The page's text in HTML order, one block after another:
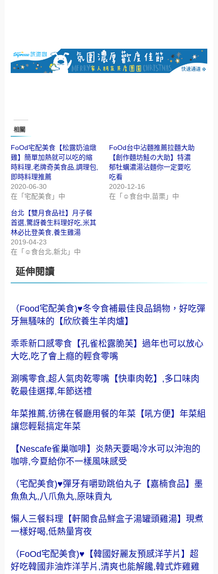
相關
FoOd宅配美食【松露奶油燉
雞】簡單加熱就可以吃的縮
時料理,老牌奇美食品,調理包,
即時料理推薦
2020-06-30
在「宅配美食」中
FoOd台中沾麵推薦拉麵大助
【創作麵坊鮭の大助】特濃
郁牡蠣濃湯沾麵你一定要吃
吃看
2020-12-16
在「☺食台中,苗栗」中
台北【雙月食品社】月子餐
首選,驚訝養生料理好吃,米其
林必比登美食,養生雞湯
2019-04-23
在「☺食台北,新北」中
延伸閱讀
（Food宅配美食)♥冬令食補最佳良品鍋物，好吃彈
牙無騷味的【欣欣養生羊肉爐】
乖乖新口感零食【孔雀松露脆芙】過年也可以放心
大吃,吃了會上癮的輕食零嘴
涮嘴零食,超人氣肉乾零嘴【快車肉乾】,多口味肉
乾最佳選擇,年節送禮
年菜推薦,彷彿在餐廳用餐的年菜【吼方便】年菜組
讓您輕鬆搞定年菜
【Nescafe雀巢咖啡】炎熱天要喝冷水可以沖泡的
咖啡,今夏給你不一樣風味感受
（宅配美食)♥彈牙有嚼勁跳伯丸子【嘉楠食品】墨
魚魚丸,八爪魚丸,原味貢丸
懶人三餐料理【軒閣食品鮮盒子湯罐頭雞湯】現煮
一樣好喝,低熱量宵夜
（FoOd宅配美食)♥【韓國好麗友預感洋芋片】超
好吃韓國非油炸洋芋片,清爽也能解饞,韓式炸雞雞